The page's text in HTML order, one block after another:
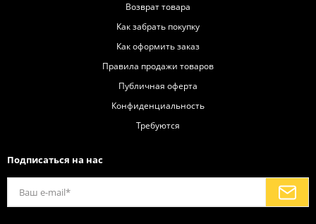
Возврат товара
Как забрать покупку
Как оформить заказ
Правила продажи товаров
Публичная оферта
Конфиденциальность
Требуются
Подписаться на нас